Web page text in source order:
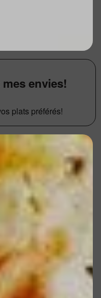
envies!
plats préférés!